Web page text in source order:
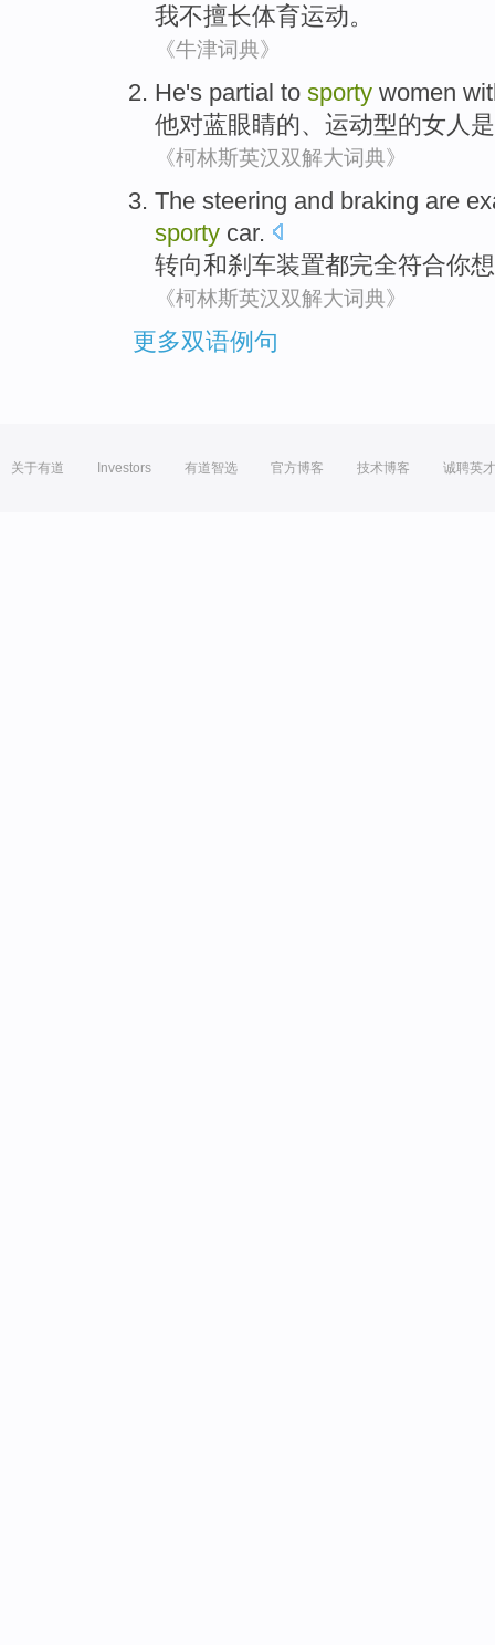
我不擅长体育运动。
《牛津词典》
He's partial to sporty women
他对蓝眼睛的、 运动型的女人是
《柯林斯英汉双解大词典》
The steering and braking are
sporty car.
转向和刹车装置都完全符合你
《柯林斯英汉双解大词典》
更多双语例句
关于有道 Investors 有道智选 官方博客 技术博客 诚聘英才